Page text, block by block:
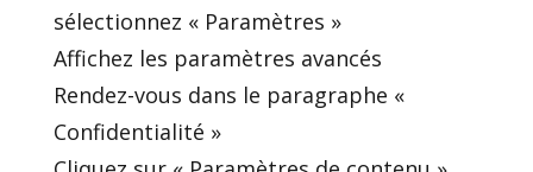
sélectionnez « Paramètres »
Affichez les paramètres avancés
Rendez-vous dans le paragraphe «
Confidentialité »